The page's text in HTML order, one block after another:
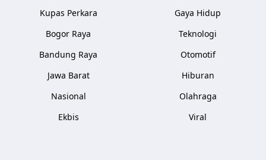
Kupas Perkara
Bogor Raya
Bandung Raya
Jawa Barat
Nasional
Ekbis
Gaya Hidup
Teknologi
Otomotif
Hiburan
Olahraga
Viral